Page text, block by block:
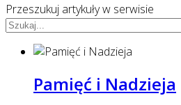
Przeszukuj artykuły w serwisie
Pamięć i Nadzieja